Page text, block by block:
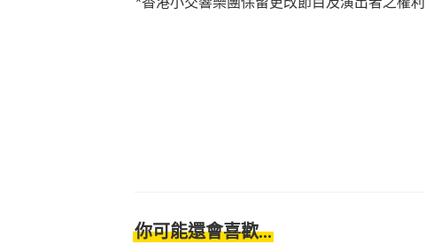
你可能還會喜歡...